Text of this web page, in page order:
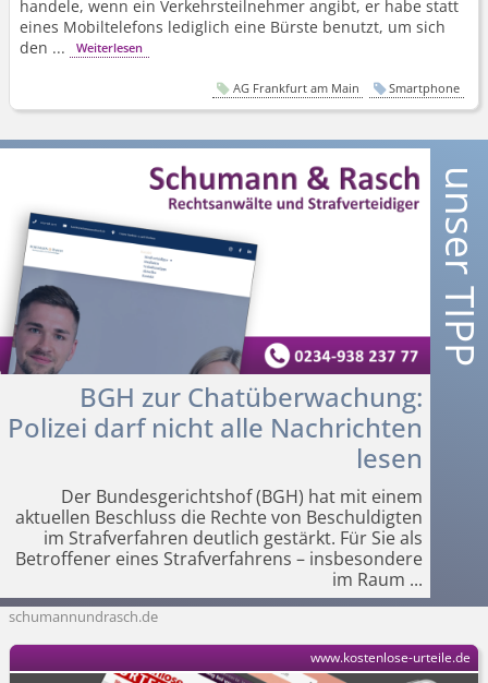
handele, wenn ein Verkehrsteilnehmer angibt, er habe statt
eines Mobiltelefons lediglich eine Bürste benutzt, um sich
den ...
Weiterlesen
AG Frankfurt am Main Smartphone
BGH zur Chatüberwachung:
Polizei darf nicht alle Nachrichten
lesen
Der Bundesgerichtshof (BGH) hat mit einem
aktuellen Beschluss die Rechte von Beschuldigten
im Strafverfahren deutlich gestärkt. Für Sie als
Betroffener eines Strafverfahrens – insbesondere
im Raum ...
schumannundrasch.de
www.kostenlose-urteile.de